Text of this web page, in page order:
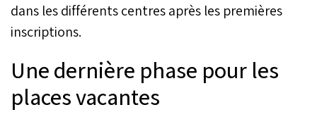
dans les différents centres après les premières
inscriptions.
Une dernière phase pour les
places vacantes